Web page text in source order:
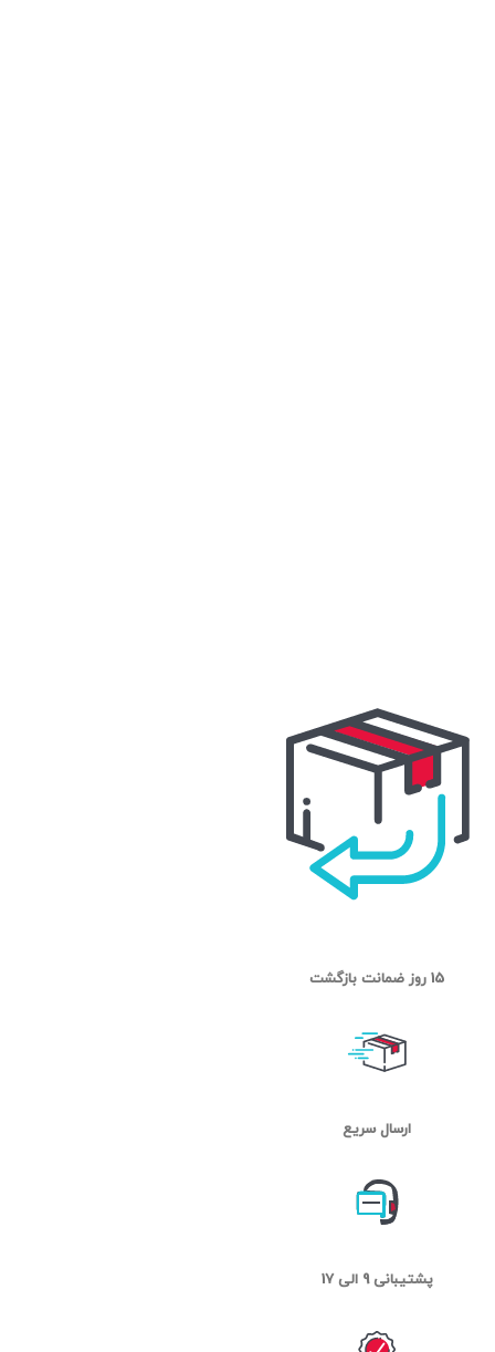
15 روز ضمانت بازگشت
ارسال سریع
پشتیبانی 9 الی 17